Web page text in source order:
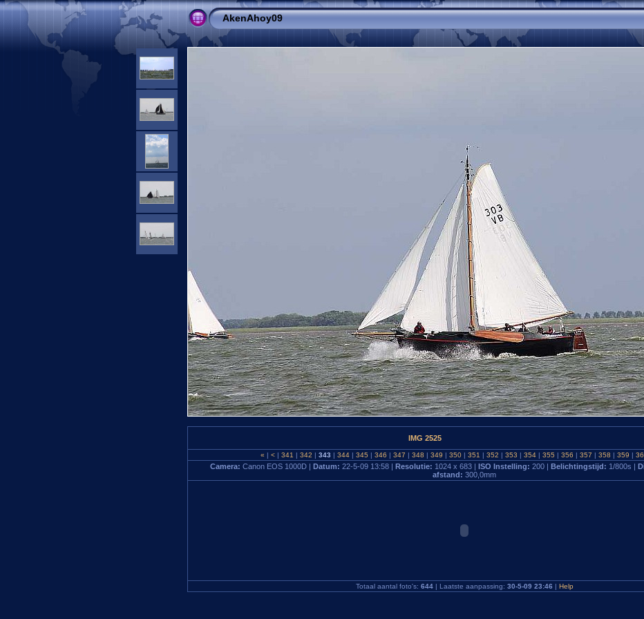
AkenAhoy09
IMG 2525
« | < | 341 | 342 | 343 | 344 | 345 | 346 | 347 | 348 | 349 | 350 | 351 | 352 | 353 | 354 | 355 | 356 | 357 | 358 | 359 |
Camera: Canon EOS 1000D | Datum: 22-5-09 13:58 | Resolutie: 1024 x 683 | ISO Instelling: 200 | Belichtingstijd: 1/800s |
afstand: 300,0mm
Totaal aantal foto's: 644| Laatste aanpassing: 30-5-09 23:46 | Help